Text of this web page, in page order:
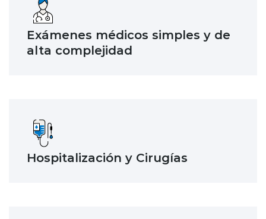
Exámenes médicos simples y de
alta complejidad
Hospitalización y Cirugías